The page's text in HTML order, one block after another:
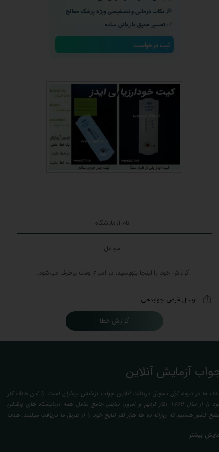
🔎 نکات درمانی و تشخیصی ویژه پزشک معالج
تفسیر عمیق با زبانی ساده
ثبت درخواست
گزارش خطا
ارسال قبض جوابدهی
آزمایش آنلاین
ما در درجه اول تسهیل دریافت آنلاین جواب آزمایش بیماران است. با این هدف کار
خود را از سال 1399 آغاز کردیم و امروز، سایتی جامع شامل همه آزمایشگاه های پزشکی
کشور هستیم که روزانه ده ها هزار نفر نتایج خود را از طریق ما دریافت میکنند. هدف
با تایید و مهر پزشک متخصص) میباشد. رسالت ما در تفسیر، استخراج حداکثر
بیشتر